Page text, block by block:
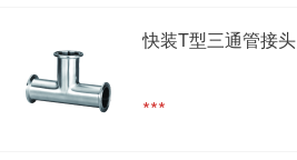
快装T型三通管接头
***